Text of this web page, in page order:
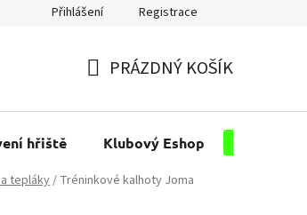
Přihlášení Registrace
KOŠÍK
PRÁZDNÝ KOŠÍK
hřiště Klubový Eshop
tepláky/ Tréninkové kalhoty Joma